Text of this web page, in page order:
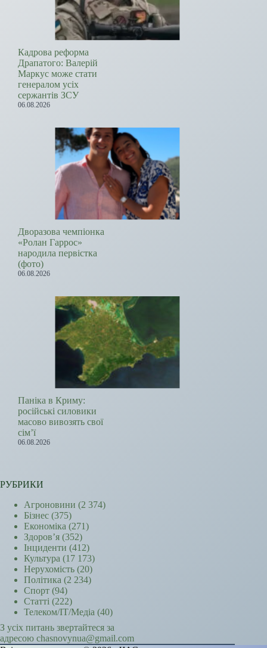
Кадрова реформа
Драпатого: Валерій
Маркус може стати
генералом усіх
сержантів ЗСУ
06.08.2026
Дворазова чемпіонка
«Ролан Гаррос»
народила первістка
(фото)
06.08.2026
Паніка в Криму:
російські силовики
масово вивозять свої
сім’ї
06.08.2026
РУБРИКИ
Агроновини (2 374)
Бізнес (375)
Економіка (271)
Здоров’я (352)
Інциденти (412)
Культура (17 173)
Нерухомість (20)
Політика (2 234)
Спорт (94)
Статті (222)
Телеком/ІТ/Медіа (40)
З усіх питань звертайтеся за
адресою chasnovynua@gmail.com